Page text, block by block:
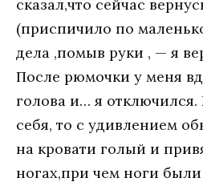
сказал,что сейчас
(приспичило по
дела ,помыв руки , — я
После рюмочки у меня
голова и… я
себя, то с удивлением
на кровати голый и
ногах,при чем ноги были